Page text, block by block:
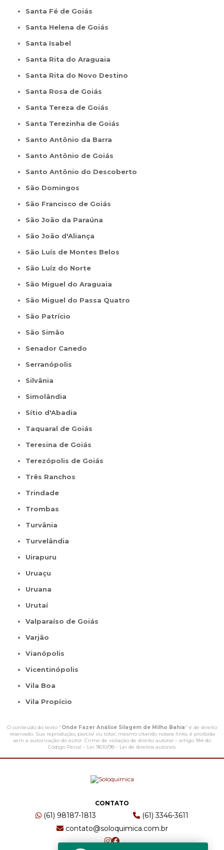
Santa Fé de Goiás
Santa Helena de Goiás
Santa Isabel
Santa Rita do Araguaia
Santa Rita do Novo Destino
Santa Rosa de Goiás
Santa Tereza de Goiás
Santa Terezinha de Goiás
Santo Antônio da Barra
Santo Antônio de Goiás
Santo Antônio do Descoberto
São Domingos
São Francisco de Goiás
São João da Paraúna
São João d'Aliança
São Luís de Montes Belos
São Luíz do Norte
São Miguel do Araguaia
São Miguel do Passa Quatro
São Patrício
São Simão
Senador Canedo
Serranópolis
Silvânia
Simolândia
Sítio d'Abadia
Taquaral de Goiás
Teresina de Goiás
Terezópolis de Goiás
Três Ranchos
Trindade
Trombas
Turvânia
Turvelândia
Uirapuru
Uruaçu
Uruana
Urutaí
Valparaíso de Goiás
Varjão
Vianópolis
Vicentinópolis
Vila Boa
Vila Propício
O conteúdo do texto "Onde Fazer Análise Silagem de Milho Bahia" é de direito
reservado. Sua reprodução, parcial ou total, mesmo citando nossos links, é proibida
sem a autorização do autor. Crime de violação de direito autoral – artigo 184 do
Código Penal – Lei 9610/98 - Lei de direitos autorais.
CONTATO
(61) 98187-1813
(61) 3346-3611
contato@soloquimica.com.br